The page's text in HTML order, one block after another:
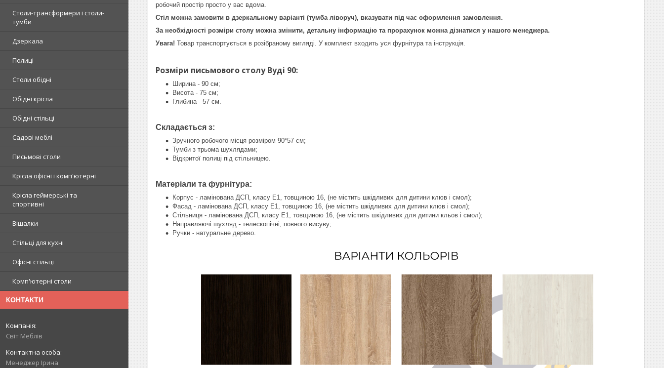
Столи-трансформери і столи-
тумби
Дзеркала
Полиці
Столи обідні
Обідні крісла
Обідні стільці
Садові меблі
Письмові столи
Крісла офісні і комп'ютерні
Крісла геймерські та
спортивні
Вішалки
Стільці для кухні
Офісні стільці
Комп'ютерні столи
КОНТАКТИ
Світ Меблів
Менеджер Ірина
робочий простір просто у вас вдома.
Стіл можна замовити в дзеркальному варіанті (тумба ліворуч), вказувати під час оформлення замовлення.
За необхідності розміри столу можна змінити, детальну інформацію та прорахунок можна дізнатися у нашого менеджера.
Увага! Товар транспортується в розібраному вигляді. У комплект входить уся фурнітура та інструкція.
Розміри письмового столу Вуді 90:
Ширина - 90 см;
Висота - 75 см;
Глибина - 57 см.
Складається з:
Зручного робочого місця розміром 90*57 см;
Тумби з трьома шухлядами;
Відкритої полиці під стільницею.
Матеріали та фурнітура:
Корпус - ламінована ДСП, класу Е1, товщиною 16, (не містить шкідливих для дитини клюв і смол);
Фасад - ламінована ДСП, класу Е1, товщиною 16, (не містить шкідливих для дитини клюв і смол);
Стільниця - ламінована ДСП, класу Е1, товщиною 16, (не містить шкідливих для дитини кльов і смол);
Направляючі шухляд - телескопічні, повного висуву;
Ручки - натуральне дерево.